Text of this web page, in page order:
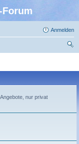
Anmelden
nur privat